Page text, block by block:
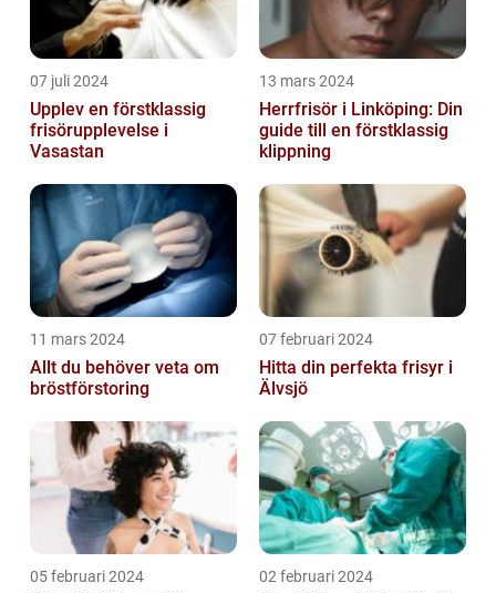
07 juli 2024
Upplev en förstklassig
frisörupplevelse i
Vasastan
13 mars 2024
Herrfrisör i Linköping: Din
guide till en förstklassig
klippning
11 mars 2024
Allt du behöver veta om
bröstförstoring
07 februari 2024
Hitta din perfekta frisyr i
Älvsjö
05 februari 2024 02 februari 2024